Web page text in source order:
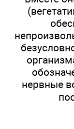
нервные